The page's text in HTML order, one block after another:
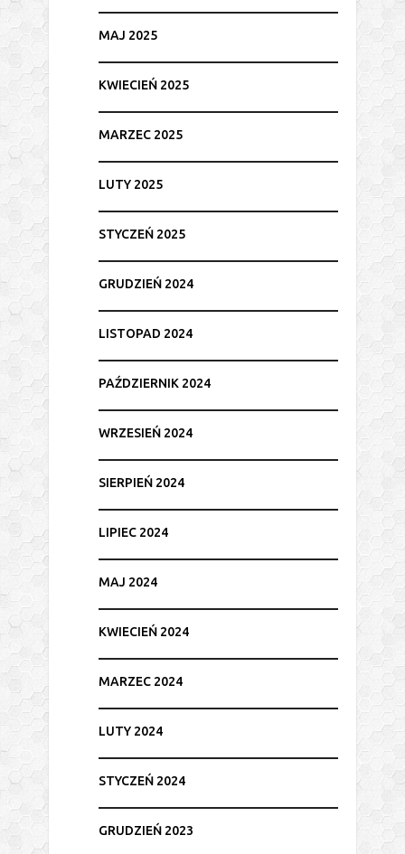
MAJ 2025
KWIECIEŃ 2025
MARZEC 2025
LUTY 2025
STYCZEŃ 2025
GRUDZIEŃ 2024
LISTOPAD 2024
PAŹDZIERNIK 2024
WRZESIEŃ 2024
SIERPIEŃ 2024
LIPIEC 2024
MAJ 2024
KWIECIEŃ 2024
MARZEC 2024
LUTY 2024
STYCZEŃ 2024
GRUDZIEŃ 2023